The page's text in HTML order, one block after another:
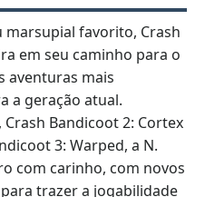
marsupial favorito, Crash
em seu caminho para o
aventuras mais
a geração atual.
Bandicoot 2: Cortex
3: Warped, a N.
com carinho, com novos
trazer a jogabilidade